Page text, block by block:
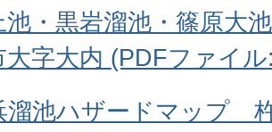
池・黒岩溜池・篠原
大字大内 (PDFファイ
溜池ハザードマップ